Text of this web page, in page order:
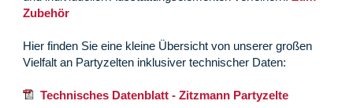
Zubehör
Hier finden Sie eine kleine Übersicht von unserer großen
Vielfalt an Partyzelten inklusiver technischer Daten:
Technisches Datenblatt - Zitzmann Partyzelte